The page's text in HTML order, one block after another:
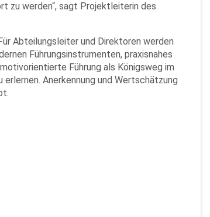
zu werden“, sagt Projektleiterin des
Abteilungsleiter und Direktoren werden
Führungsinstrumenten, praxisnahes
Führung als Königsweg im
Anerkennung und Wertschätzung